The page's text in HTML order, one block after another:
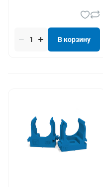
В корзину